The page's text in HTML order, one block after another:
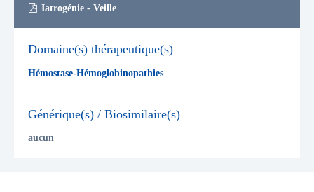
Iatrogénie - Veille
Domaine(s) thérapeutique(s)
Hémostase-Hémoglobinopathies
Générique(s) / Biosimilaire(s)
aucun